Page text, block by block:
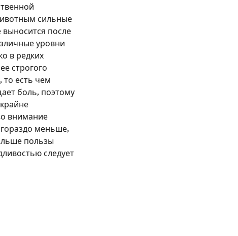
сильные
после
уровни
в редких
строгого
то есть чем
боль, поэтому
внимание
меньше,
пользы
следует